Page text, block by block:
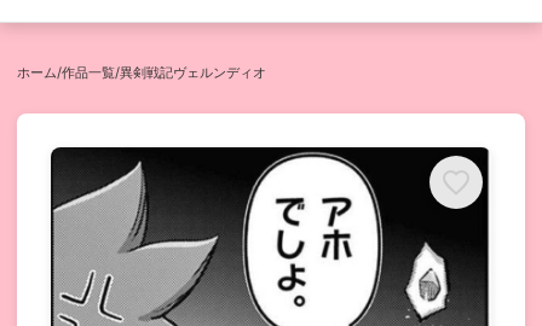
ホーム/作品一覧/異剣戦記ヴェルンディオ